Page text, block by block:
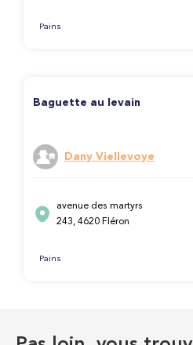
Pains
Baguette au levain
Dany Viellevoye
avenue des martyrs
243, 4620 Fléron
Pains